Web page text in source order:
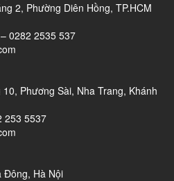
2, Phường Diên Hồng, TP.HCM
0282 2535 537
Phương Sài, Nha Trang, Khánh
253 5537
Đông, Hà Nội